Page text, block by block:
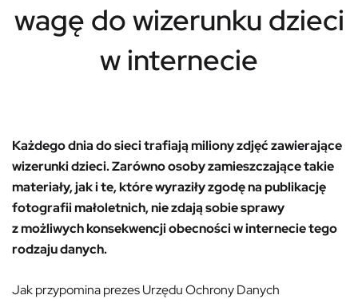
wagę do wizerunku dzieci
w internecie
Każdego dnia do sieci trafiają miliony zdjęć zawierające
wizerunki dzieci. Zarówno osoby zamieszczające takie
materiały, jak i te, które wyraziły zgodę na publikację
fotografii małoletnich, nie zdają sobie sprawy
z możliwych konsekwencji obecności w internecie tego
rodzaju danych.
Jak przypomina prezes Urzędu Ochrony Danych